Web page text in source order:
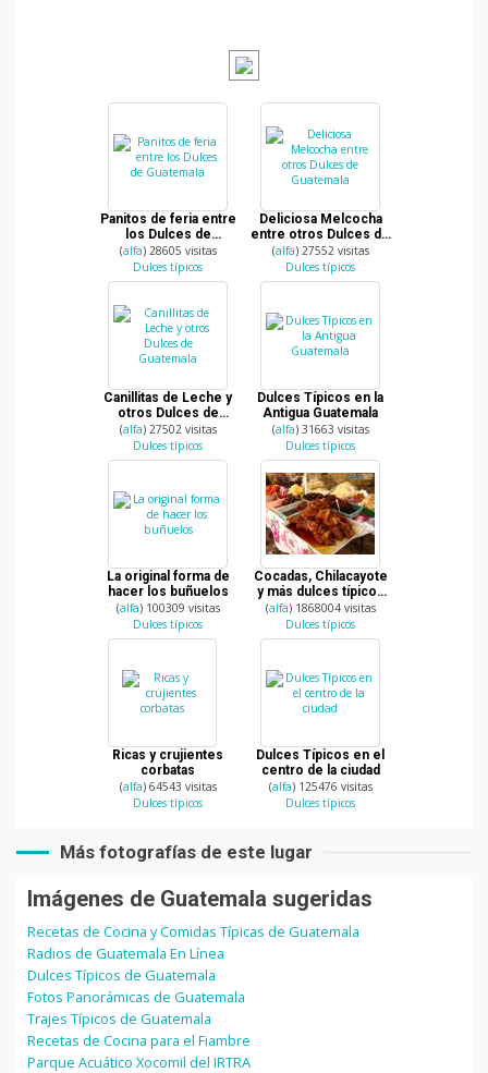
Panitos de feria entre
los Dulces de
Guatemala
(alfa) 28605 visitas
Dulces típicos
Deliciosa Melcocha
entre otros Dulces de
Guatemala
(alfa) 27552 visitas
Dulces típicos
Canillitas de Leche y
otros Dulces de
Guatemala
(alfa) 27502 visitas
Dulces típicos
Dulces Típicos en la
Antigua Guatemala
(alfa) 31663 visitas
Dulces típicos
La original forma de
hacer los buñuelos
(alfa) 100309 visitas
Dulces típicos
Cocadas, Chilacayote
y más dulces típicos
de Guatemala
(alfa) 1868004 visitas
Dulces típicos
Ricas y crujientes
corbatas
(alfa) 64543 visitas
Dulces típicos
Dulces Típicos en el
centro de la ciudad
(alfa) 125476 visitas
Dulces típicos
Más fotografías de este lugar
Imágenes de Guatemala sugeridas
Recetas de Cocina y Comidas Típicas de Guatemala
Radios de Guatemala En Línea
Dulces Típicos de Guatemala
Fotos Panorámicas de Guatemala
Trajes Típicos de Guatemala
Recetas de Cocina para el Fiambre
Parque Acuático Xocomil del IRTRA